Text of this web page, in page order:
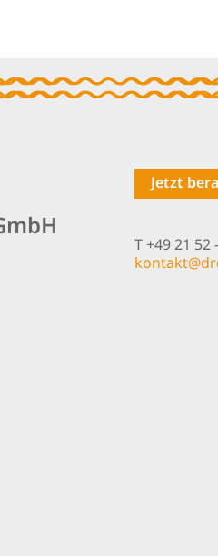
Jetzt
T +49 21 52
@tkat
nok